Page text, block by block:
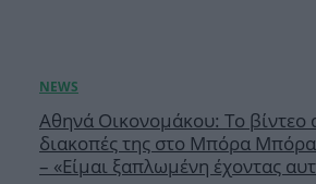
Αθηνά Οικονομάκου: Το βίντεο
διακοπές της στο Μπόρα
– «Είμαι ξαπλωμένη έχοντας